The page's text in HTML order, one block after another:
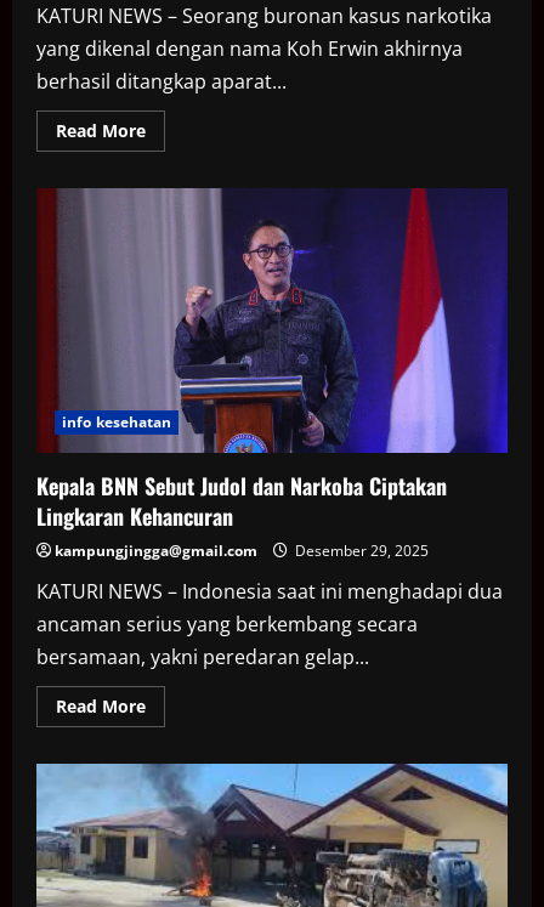
KATURI NEWS – Seorang buronan kasus narkotika
yang dikenal dengan nama Koh Erwin akhirnya
berhasil ditangkap aparat...
Read MoreRead
more
Erwin,
Kapolres
info kesehatan
Kepala BNN Sebut Judol dan Narkoba Ciptakan
Lingkaran Kehancuran
kampungjingga@gmail.com Desember 29, 2025
KATURI NEWS – Indonesia saat ini menghadapi dua
ancaman serius yang berkembang secara
bersamaan, yakni peredaran gelap...
Read MoreRead
more
BNN
Sebut
Judol
dan
Narkoba
Ciptakan
Lingkaran
Kehancuran